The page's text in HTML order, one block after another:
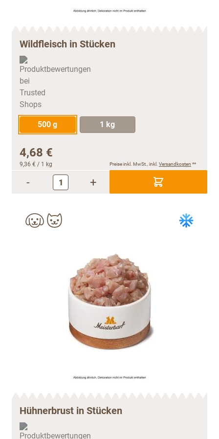
Wildfleisch in Stücken
500 g 1 kg
4,68 €
9,36 € / 1 kg Preise inkl. MwSt., inkl. Versandkosten **
- +
Hühnerbrust in Stücken